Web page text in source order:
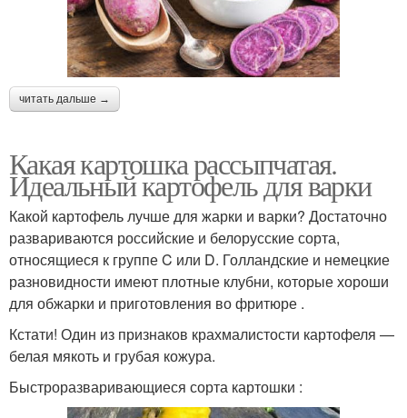
читать дальше →
Какая картошка рассыпчатая.
Идеальный картофель для варки
Какой картофель лучше для жарки и варки? Достаточно
развариваются российские и белорусские сорта,
относящиеся к группе C или D. Голландские и немецкие
разновидности имеют плотные клубни, которые хороши
для обжарки и приготовления во фритюре .
Кстати! Один из признаков крахмалистости картофеля —
белая мякоть и грубая кожура.
Быстроразваривающиеся сорта картошки :